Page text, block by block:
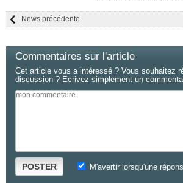
News précédente
Commentaires sur l'article
Cet article vous a intéressé ? Vous souhaitez
discussion ? Ecrivez simplement un
POSTER M'avertir lorsqu'une